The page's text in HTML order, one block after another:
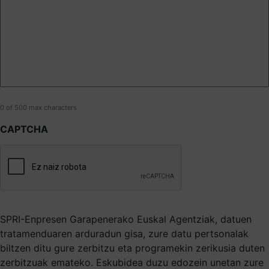
0 of 500 max characters
CAPTCHA
SPRI-Enpresen Garapenerako Euskal Agentziak, datuen
tratamenduaren arduradun gisa, zure datu pertsonalak
biltzen ditu gure zerbitzu eta programekin zerikusia duten
zerbitzuak emateko. Eskubidea duzu edozein unetan zure